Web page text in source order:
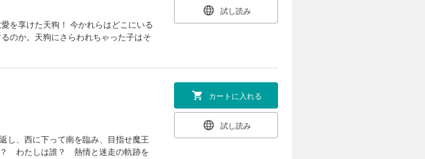
を享けた天狗！ 今かれらはどこにいる
のか。天狗にさらわれちゃった子はそ
試し読み
し、西に下って南を臨み、目指せ魔王
わたしは誰？ 熱情と迷走の軌跡を
カートに入れる
試し読み